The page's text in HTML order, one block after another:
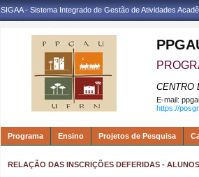
SIGAA - Sistema Integrado de Gestão de Atividades
CENTRO
E-mail:
https://
Programa Ensino Projetos de Pesquisa
RELAÇÃO DAS INSCRIÇÕES DEFERIDAS -